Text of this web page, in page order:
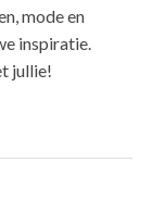
mode en
inspiratie.
jullie!